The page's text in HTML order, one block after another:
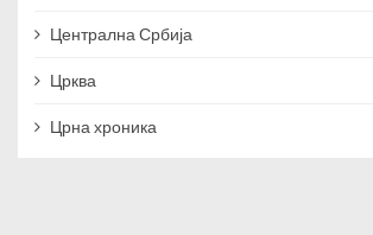
Централна Србија
Црква
Црна хроника